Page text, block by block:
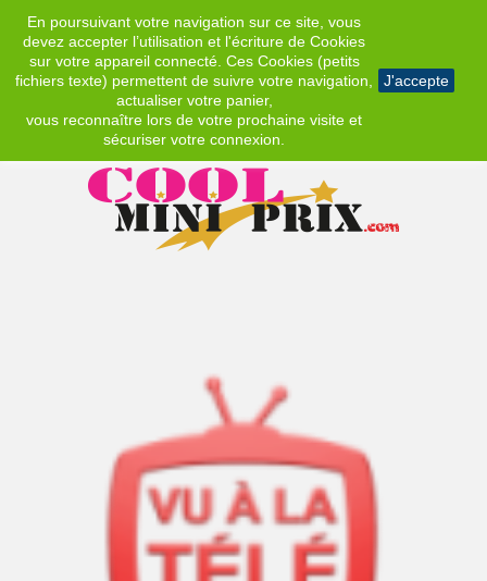
En poursuivant votre navigation sur ce site, vous
devez accepter l’utilisation et l'écriture de Cookies
sur votre appareil connecté. Ces Cookies (petits
fichiers texte) permettent de suivre votre navigation,
actualiser votre panier,
vous reconnaître lors de votre prochaine visite et
sécuriser votre connexion.
J'accepte
EUR